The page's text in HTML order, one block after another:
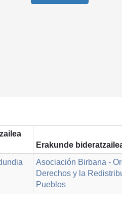
Erakunde
Asociación Birbana -
Derechos y la
Pueblos